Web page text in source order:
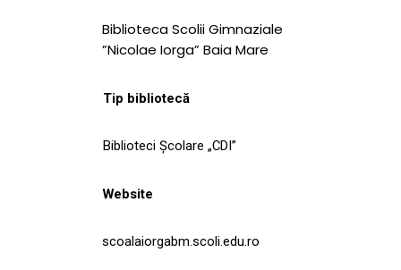
EVENIMENTE
CULTURALE
NOUTĂȚI
Biblioteca Scolii Gimnaziale
”Nicolae Iorga” Baia Mare
Tip bibliotecă
Biblioteci Școlare „CDI”
Website
scoalaiorgabm.scoli.edu.ro